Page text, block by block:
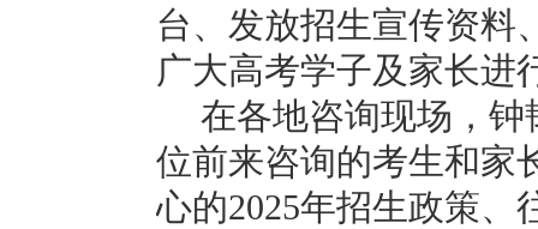
台、发放招生宣传资料
广大高考学子及家长进
在各地咨询现场，
位前来咨询的考生和家
心的2025年招生政策、